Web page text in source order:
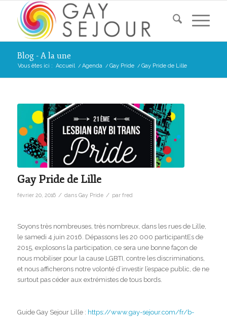
Blog - A la une
Vous êtes ici : Accueil / Agenda / Gay Pride / Gay Pride de Lille
Gay Pride de Lille
février 20, 2016 / dans Gay Pride / par fred
Soyons très nombreuses, très nombreux, dans les rues de Lille,
le samedi 4 juin 2016. Dépassons les 20 000 participantEs de
2015, explosons la participation, ce sera une bonne façon de
nous mobiliser pour la cause LGBTI, contre les discriminations,
et nous afficherons notre volonté d’investir l’espace public, de ne
surtout pas céder aux extrémistes de tous bords.
Guide Gay Sejour Lille : https://www.gay-sejour.com/fr/b-